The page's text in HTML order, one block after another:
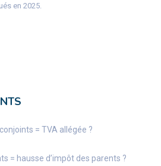
en 2025.
= TVA allégée ?
= hausse d’impôt des parents ?